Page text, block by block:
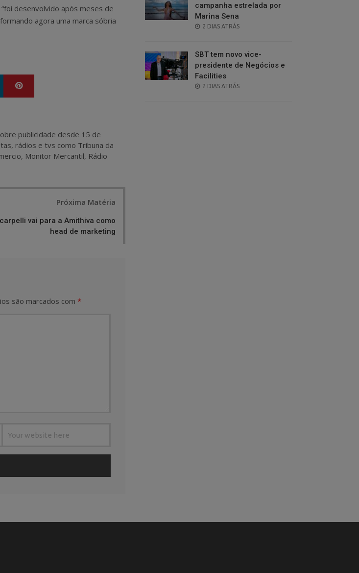
desenvolvido após meses de
agora uma marca sóbria
LinkedIn
publicidade desde 15 de
rádios e tvs como Tribuna da
Monitor Mercantil, Rádio
Próxima Matéria
vai para a Amithiva como
head de marketing
são marcados com *
campanha estrelada por
Marina Sena
POSTED
2 DIAS ATRÁS
SBT tem novo vice-
presidente de Negócios e
Facilities
POSTED
2 DIAS ATRÁS